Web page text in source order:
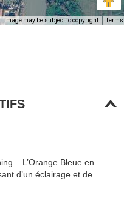
Image may be subject to copyright Terms
– L’Orange Bleue en
d’un éclairage et de